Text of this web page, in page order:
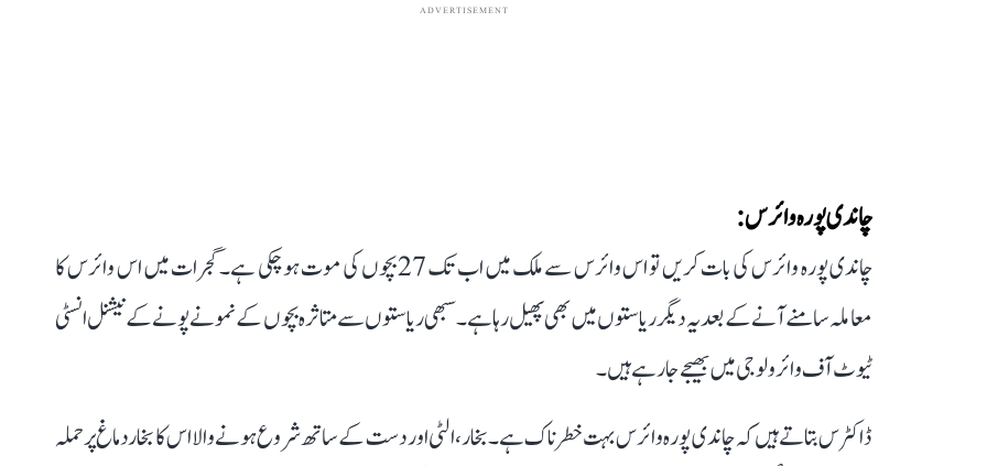
ADVERTISEMENT
چاندی پورہ وائرس:
چاندی پورہ وائرس کی بات کریں تو اس وائرس سے ملک میں اب تک 27 بچوں کی موت ہو چکی ہے۔ گجرات میں اس وائرس کا
معاملہ سامنے آنے کے بعد یہ دیگر ریاستوں میں بھی پھیل رہا ہے۔ سبھی ریاستوں سے متاثرہ بچوں کے نمونے پونے کے نیشنل انسٹی
ٹیوٹ آف وائرولوجی میں بھیجے جا رہے ہیں۔
ڈاکٹرس بتاتے ہیں کہ چاندی پورہ وائرس بہت خطرناک ہے۔ بخار، الٹی اور دست کے ساتھ شروع ہونے والا اس کا بخار دماغ پر حملہ